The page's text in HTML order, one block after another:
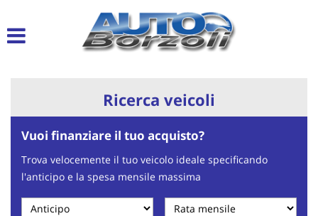
Ricerca veicoli
Vuoi finanziare il tuo acquisto?
Trova velocemente il tuo veicolo ideale specificando
l'anticipo e la spesa mensile massima
Le
tue
pannello
consente
di
esprimere